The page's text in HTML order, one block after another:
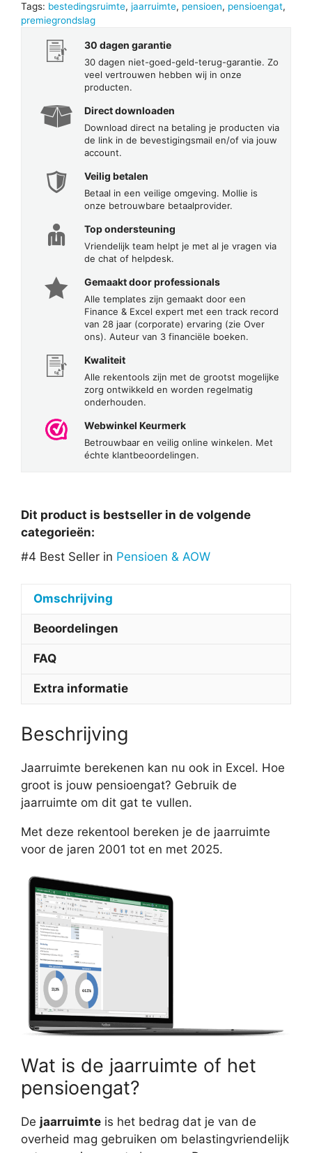
Tags: bestedingsruimte, jaarruimte, pensioen, pensioengat,
premiegrondslag
30 dagen garantie
30 dagen niet-goed-geld-terug-garantie. Zo
veel vertrouwen hebben wij in onze
producten.
Direct downloaden
Download direct na betaling je producten via
de link in de bevestigingsmail en/of via jouw
account.
Veilig betalen
Betaal in een veilige omgeving. Mollie is
onze betrouwbare betaalprovider.
Top ondersteuning
Vriendelijk team helpt je met al je vragen via
de chat of helpdesk.
Gemaakt door professionals
Alle templates zijn gemaakt door een
Finance & Excel expert met een track record
van 28 jaar (corporate) ervaring (zie Over
ons). Auteur van 3 financiële boeken.
Kwaliteit
Alle rekentools zijn met de grootst mogelijke
zorg ontwikkeld en worden regelmatig
onderhouden.
Webwinkel Keurmerk
Betrouwbaar en veilig online winkelen. Met
échte klantbeoordelingen.
Dit product is bestseller in de volgende
categorieën:
#4 Best Seller in Pensioen & AOW
Omschrijving
Beoordelingen
FAQ
Extra informatie
Beschrijving
Jaarruimte berekenen kan nu ook in Excel. Hoe
groot is jouw pensioengat? Gebruik de
jaarruimte om dit gat te vullen.
Met deze rekentool bereken je de jaarruimte
voor de jaren 2001 tot en met 2025.
Wat is de jaarruimte of het
pensioengat?
De jaarruimte is het bedrag dat je van de
overheid mag gebruiken om belastingvriendelijk